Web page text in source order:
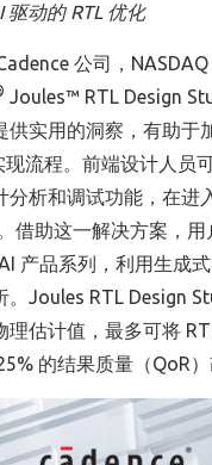
驱动的RTL 优化
公司，
Joules™ RTL Design
供实用的洞察，有助于
现流程。前端设计人员
分析和调试功能，在进
借助这一解决方案，用
产品系列，利用生成
。Joules RTL Design
理估计值，最多可将
的结果质量（QoR）